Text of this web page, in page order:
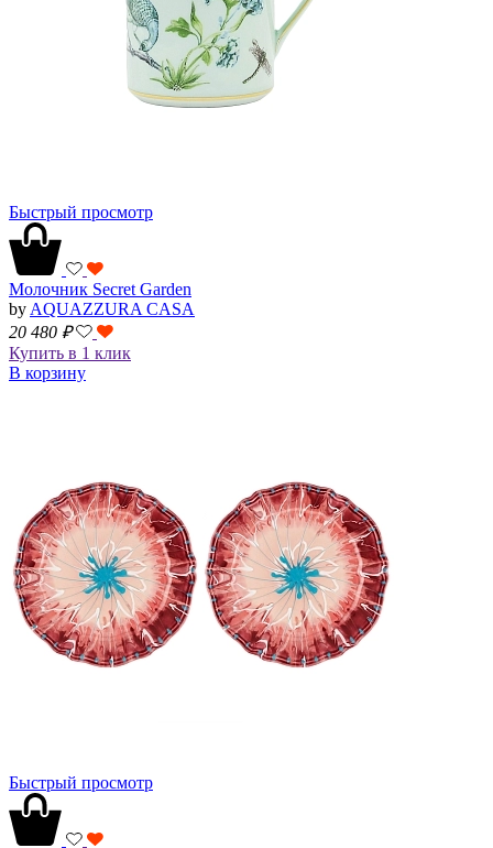
Быстрый просмотр
Молочник Secret Garden
by AQUAZZURA CASA
20 480 ₽
Купить в 1 клик
В корзину
Быстрый просмотр